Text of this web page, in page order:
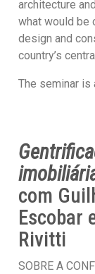
architecture
what would be
design and
country’s
The seminar is
com
Escobar
Rivitti
SOBRE A